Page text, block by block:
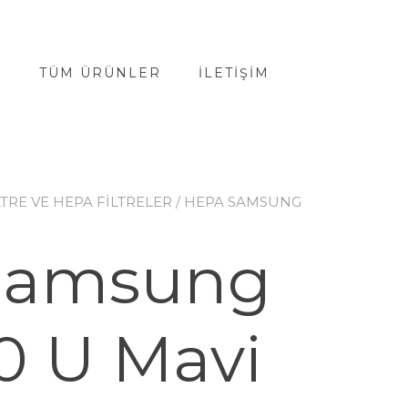
TÜM ÜRÜNLER İLETIŞIM
VE HEPA FİLTRELER / HEPA SAMSUNG
U Mavi